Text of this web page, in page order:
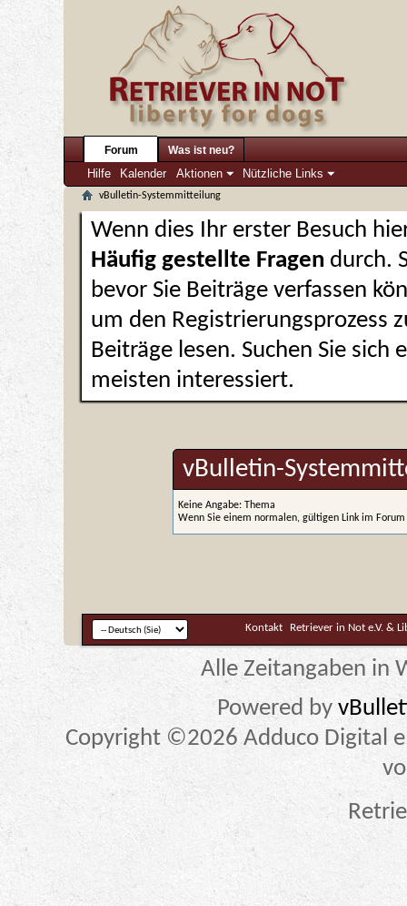
Forum
Hilfe Kalender Aktionen Nützliche Links
Was ist neu?
vBulletin-Systemmitteilung
Wenn dies Ihr erster Besuch
Häufig gestellte Fragen durch.
bevor Sie Beiträge verfassen
um den Registrierungsprozess
Beiträge lesen. Suchen Sie sich
meisten interessiert.
vBulletin-
Keine Angabe: Thema
Wenn Sie einem normalen, gültigen Link im
Kontakt Retriever in Not e.V. &
Alle Zeitangaben in
Powered by
Copyright ©2026 Adduco Digital